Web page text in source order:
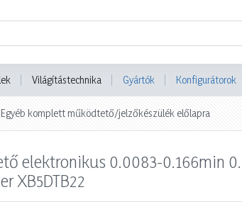
Világítástechnika Gyártók Konfigurátorok
Egyéb komplett működtető/jelzőkészülék előlapra
elektronikus 0.0083-0.166min
XB5DTB22